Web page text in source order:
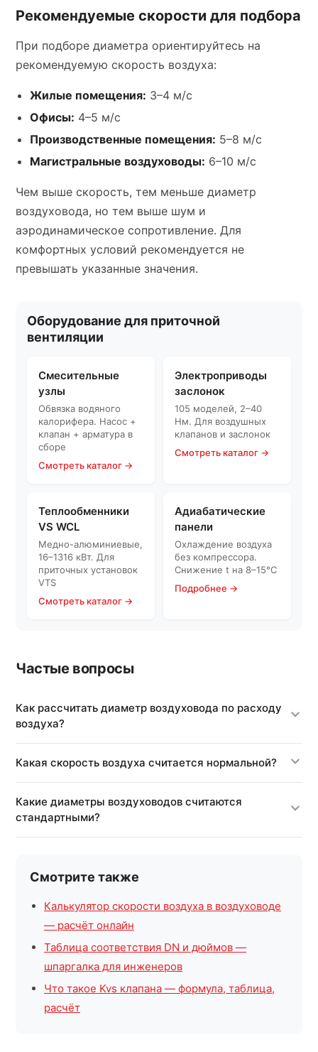
Рекомендуемые скорости для подбора
При подборе диаметра ориентируйтесь на
рекомендуемую скорость воздуха:
Жилые помещения: 3–4 м/с
Офисы: 4–5 м/с
Производственные помещения: 5–8 м/с
Магистральные воздуховоды: 6–10 м/с
Чем выше скорость, тем меньше диаметр
воздуховода, но тем выше шум и
аэродинамическое сопротивление. Для
комфортных условий рекомендуется не
превышать указанные значения.
Оборудование для приточной
вентиляции
Смесительные
узлы
Обвязка водяного
калорифера. Насос +
клапан + арматура в
сборе
Смотреть каталог →
Электроприводы
заслонок
105 моделей, 2–40
Нм. Для воздушных
клапанов и заслонок
Смотреть каталог →
Теплообменники
VS WCL
Медно-алюминиевые,
16–1316 кВт. Для
приточных установок
VTS
Смотреть каталог →
Адиабатические
панели
Охлаждение воздуха
без компрессора.
Снижение t на 8–15°C
Подробнее →
Частые вопросы
Как рассчитать диаметр воздуховода по расходу
воздуха?
Какая скорость воздуха считается нормальной?
Какие диаметры воздуховодов считаются
стандартными?
Смотрите также
Калькулятор скорости воздуха в воздуховоде
— расчёт онлайн
Таблица соответствия DN и дюймов —
шпаргалка для инженеров
Что такое Kvs клапана — формула, таблица,
расчёт